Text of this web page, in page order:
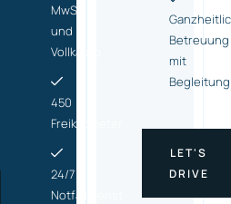
MwSt.
und
Vollkasko
450
Freikilometer
24/7
Notfalldienst
Betreuung
mit
Begleitung
LET'S
DRIVE